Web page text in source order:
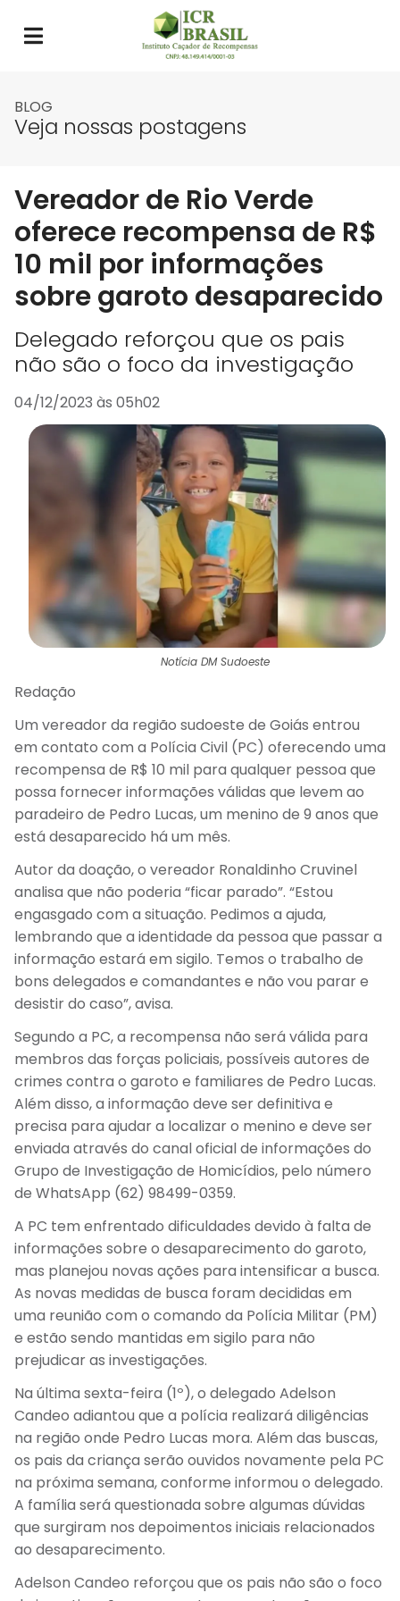
BLOG
Veja nossas postagens
Vereador de Rio Verde
oferece recompensa de R$
10 mil por informações
sobre garoto desaparecido
Delegado reforçou que os pais
não são o foco da investigação
04/12/2023 às 05h02
Notícia DM Sudoeste
Redação
Um vereador da região sudoeste de Goiás entrou
em contato com a Polícia Civil (PC) oferecendo uma
recompensa de R$ 10 mil para qualquer pessoa que
possa fornecer informações válidas que levem ao
paradeiro de Pedro Lucas, um menino de 9 anos que
está desaparecido há um mês.
Autor da doação, o vereador Ronaldinho Cruvinel
analisa que não poderia “ficar parado”. “Estou
engasgado com a situação. Pedimos a ajuda,
lembrando que a identidade da pessoa que passar a
informação estará em sigilo. Temos o trabalho de
bons delegados e comandantes e não vou parar e
desistir do caso”, avisa.
Segundo a PC, a recompensa não será válida para
membros das forças policiais, possíveis autores de
crimes contra o garoto e familiares de Pedro Lucas.
Além disso, a informação deve ser definitiva e
precisa para ajudar a localizar o menino e deve ser
enviada através do canal oficial de informações do
Grupo de Investigação de Homicídios, pelo número
de WhatsApp (62) 98499-0359.
A PC tem enfrentado dificuldades devido à falta de
informações sobre o desaparecimento do garoto,
mas planejou novas ações para intensificar a busca.
As novas medidas de busca foram decididas em
uma reunião com o comando da Polícia Militar (PM)
e estão sendo mantidas em sigilo para não
prejudicar as investigações.
Na última sexta-feira (1º), o delegado Adelson
Candeo adiantou que a polícia realizará diligências
na região onde Pedro Lucas mora. Além das buscas,
os pais da criança serão ouvidos novamente pela PC
na próxima semana, conforme informou o delegado.
A família será questionada sobre algumas dúvidas
que surgiram nos depoimentos iniciais relacionados
ao desaparecimento.
Adelson Candeo reforçou que os pais não são o foco